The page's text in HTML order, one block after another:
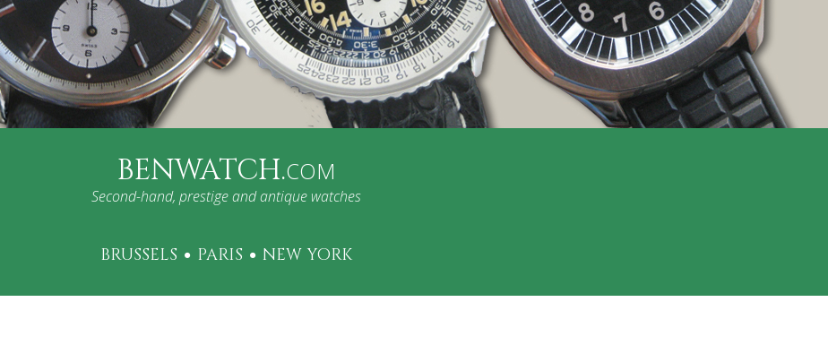
BENWATCH.COM
Second-hand, prestige and antique watches
BRUSSELS PARIS NEW YORK